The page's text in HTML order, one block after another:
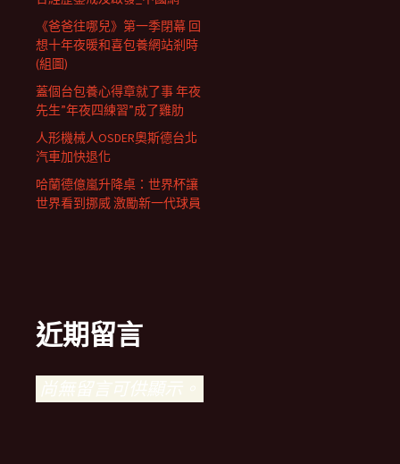
《爸爸往哪兒》第一季閉幕 回
想十年夜暖和喜包養網站剎時
(組圖)
蓋個台包養心得章就了事 年夜
先生”年夜四練習”成了雞肋
人形機械人OSDER奧斯德台北
汽車加快退化
哈蘭德億嵐升降桌：世界杯讓
世界看到挪威 激勵新一代球員
近期留言
尚無留言可供顯示。